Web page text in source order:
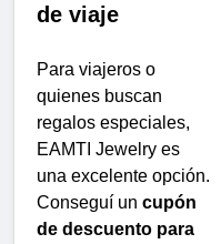
de viaje
Para viajeros o
quienes buscan
regalos especiales,
EAMTI Jewelry es
una excelente opción.
Conseguí un cupón
de descuento para